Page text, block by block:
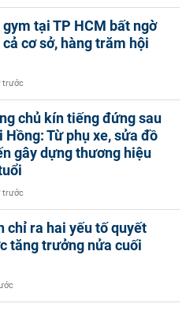
tại TP HCM bất ngờ
cơ sở, hàng trăm hội
trước
chủ kín tiếng đứng sau
Từ phụ xe, sửa đồ
gây dựng thương hiệu
trước
chỉ ra hai yếu tố quyết
tăng trưởng nửa cuối